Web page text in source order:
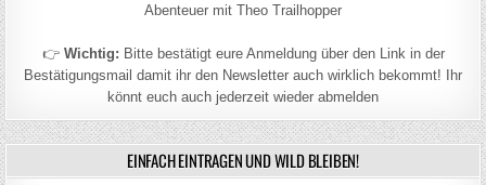
Abenteuer mit Theo Trailhopper
👉 Wichtig: Bitte bestätigt eure Anmeldung über den Link in der
Bestätigungsmail damit ihr den Newsletter auch wirklich bekommt! Ihr
könnt euch auch jederzeit wieder abmelden
EINFACH EINTRAGEN UND WILD BLEIBEN!